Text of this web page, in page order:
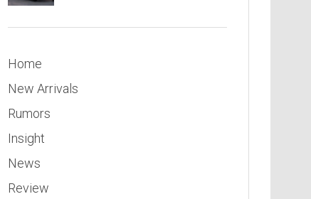
Home
New Arrivals
Rumors
Insight
News
Review